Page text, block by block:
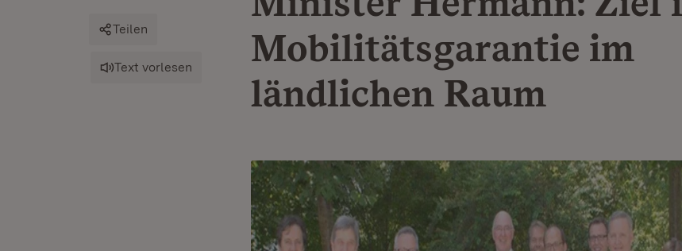
Mobilitätsgarantie im
ländlichen Raum
Teilen
Text vorlesen